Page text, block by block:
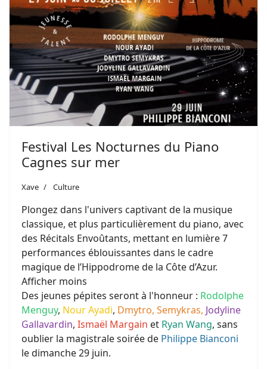
Festival Les Nocturnes du Piano
Cagnes sur mer
Xave Culture
Plongez dans l'univers captivant de la musique
classique, et plus particulièrement du piano, avec
des Récitals Envoûtants, mettant en lumière 7
performances éblouissantes dans le cadre
magique de l’Hippodrome de la Côte d’Azur.
Afficher moins
Des jeunes pépites seront à l'honneur : Rodolphe
Menguy, Nour Ayadi, Dmytro, Semykras, Jodyline
Gallavardin, Ismaël Margain et Ryan Wang, sans
oublier la magistrale soirée de Philippe Bianconi
le dimanche 29 juin.